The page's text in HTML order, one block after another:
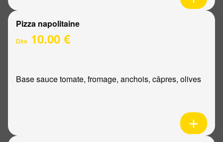
Pizza napolitaine
Dès 10.00 €
Base sauce tomate, fromage, anchois, câpres, olives